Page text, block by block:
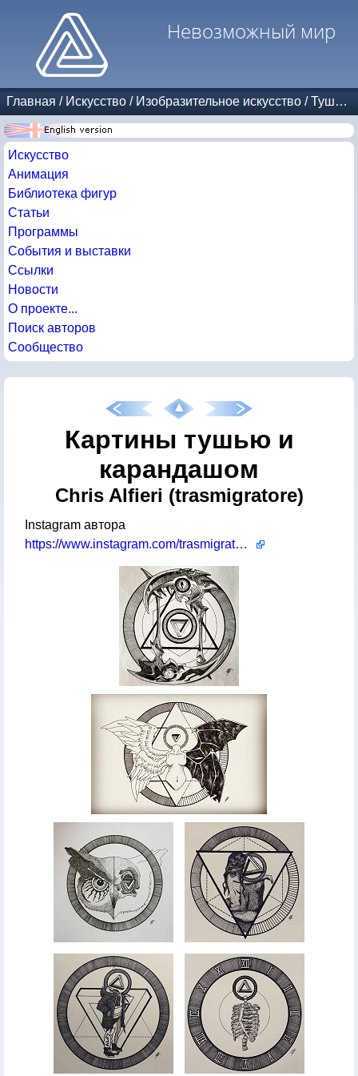
Невозможный мир
Главная / Искусство / Изобразительное искусство /Тушь и карандаш
Искусство
Анимация
Библиотека фигур
Статьи
Программы
События и выставки
Ссылки
Новости
О проекте...
Поиск авторов
Сообщество
Картины тушью и
карандашом
Chris Alfieri (trasmigratore)
Instagram автора
https://www.instagram.com/trasmigratore/